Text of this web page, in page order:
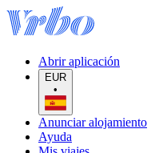
Abrir aplicación
EUR
•
Anunciar alojamiento
Ayuda